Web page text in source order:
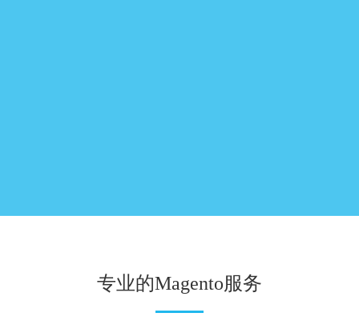
专业的Magento服务